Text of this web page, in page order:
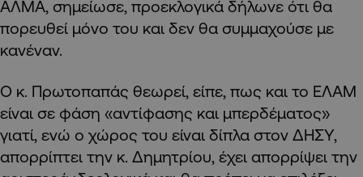
ΑΛΜΑ, σημείωσε, προεκλογικά δήλωνε ότι θα
πορευθεί μόνο του και δεν θα συμμαχούσε με
κανέναν.
Ο κ. Πρωτοπαπάς θεωρεί, είπε, πως και το ΕΛΑΜ
είναι σε φάση «αντίφασης και μπερδέματος»
γιατί, ενώ ο χώρος του είναι δίπλα στον ΔΗΣΥ,
απορρίπτει την κ. Δημητρίου, έχει απορρίψει την